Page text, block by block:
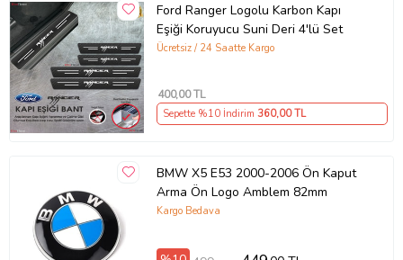
Ford Ranger Logolu Karbon Kapı
Eşiği Koruyucu Suni Deri 4'lü Set
Ücretsiz / 24 Saatte Kargo
400,00 TL
Sepette %10 İndirim 360,00 TL
BMW X5 E53 2000-2006 Ön Kaput
Arma Ön Logo Amblem 82mm
Kargo Bedava